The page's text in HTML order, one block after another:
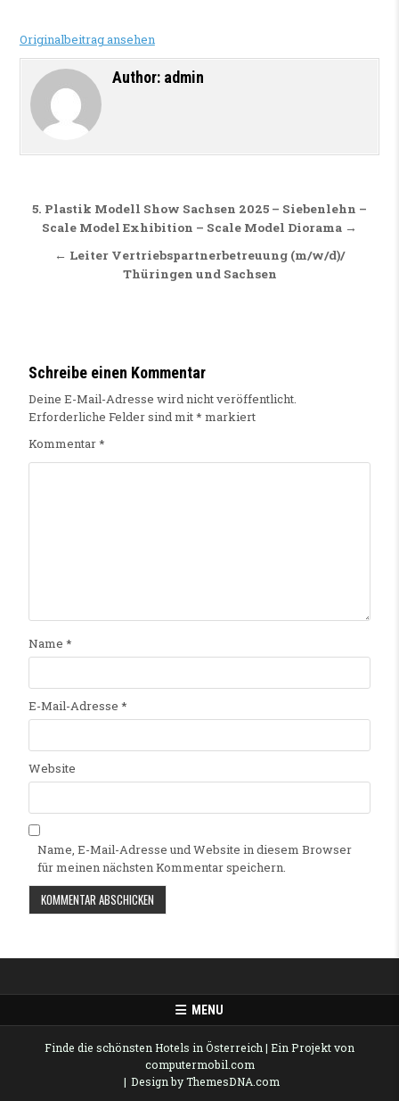
Originalbeitrag ansehen
Author: admin
Beitragsnavigation
5. Plastik Modell Show Sachsen 2025 – Siebenlehn –
Scale Model Exhibition – Scale Model Diorama →
← Leiter Vertriebspartnerbetreuung (m/w/d)/
Thüringen und Sachsen
Schreibe einen Kommentar
Deine E-Mail-Adresse wird nicht veröffentlicht.
Erforderliche Felder sind mit* markiert
Kommentar*
Name *
E-Mail-Adresse *
Website
Name, E-Mail-Adresse und Website in diesem Browser
für meinen nächsten Kommentar speichern.
MENU
Finde die schönsten Hotels in Österreich | Ein Projekt von
computermobil.com
Design by ThemesDNA.com